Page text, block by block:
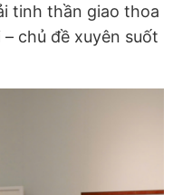
tinh thần giao thoa
chủ đề xuyên suốt